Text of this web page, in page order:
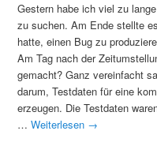
Gestern habe ich viel zu
zu suchen. Am Ende stellte
hatte, einen Bug zu
Am Tag nach der
gemacht? Ganz vereinfacht
darum, Testdaten für eine
erzeugen. Die Testdaten
…Weiterlesen →